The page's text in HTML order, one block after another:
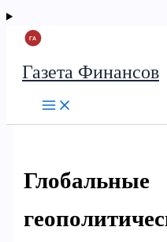
Газета Финансов
Глобальные